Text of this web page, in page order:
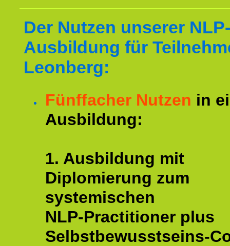
Der Nutzen unserer
Ausbildung für
Leonberg:
Fünffacher Nutzen in
Ausbildung:
1. Ausbildung mit
Diplomierung zum
systemischen
NLP-Practitioner plus
Selbstbewusstseins-